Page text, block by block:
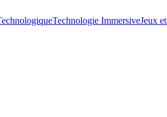
Technologie ImmersiveJeux